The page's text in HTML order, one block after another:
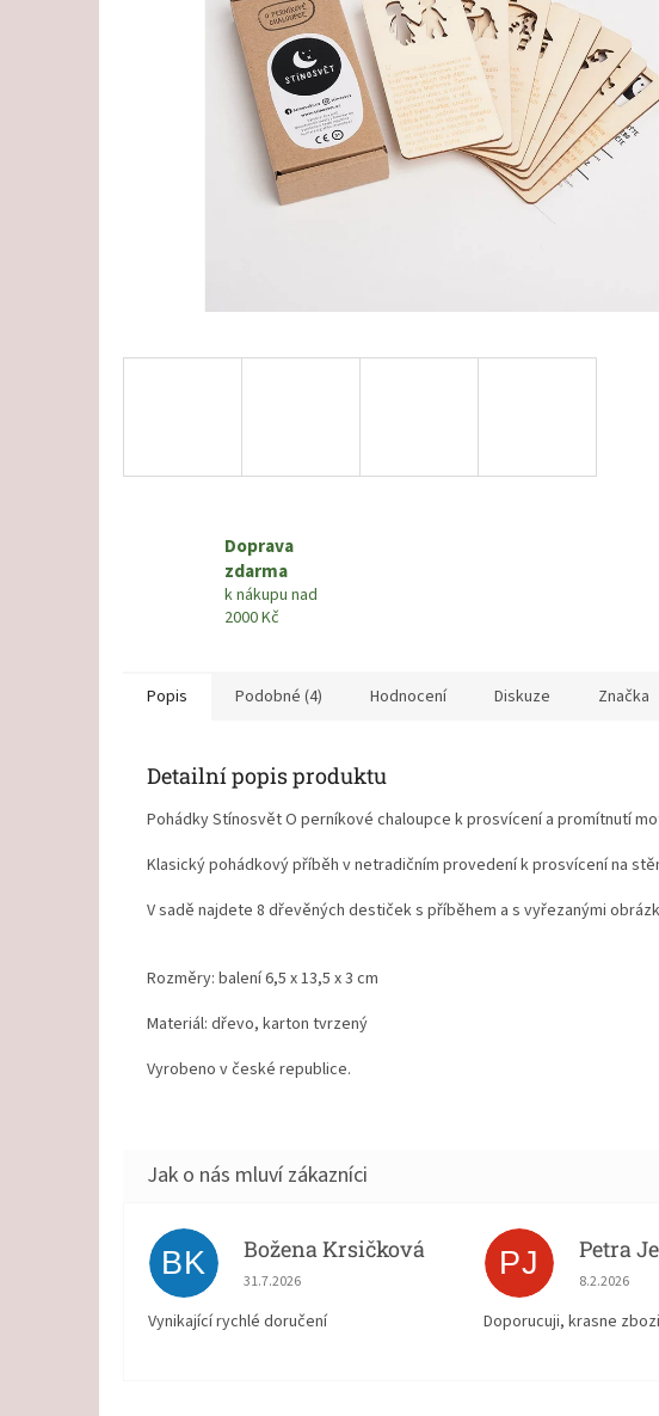
Doprava
zdarma
k nákupu nad
2000 Kč
Popis Podobné (4) Hodnocení Diskuze Značka
Detailní popis produktu
Pohádky Stínosvět O perníkové chaloupce k prosvícení a promítnutí
Klasický pohádkový příběh v netradičním provedení k prosvícení na
V sadě najdete 8 dřevěných destiček s příběhem a s vyřezanými
Rozměry: balení 6,5 x 13,5 x 3 cm
Materiál: dřevo, karton tvrzený
Vyrobeno v české republice.
BK Božena Krsičková
Hodnocení obchodu je 5 z 5 hvězdiček.
31.7.2026
Vynikající rychlé doručení
PJ Petra
8.2.2026
Doporucuji, krasne zbozi